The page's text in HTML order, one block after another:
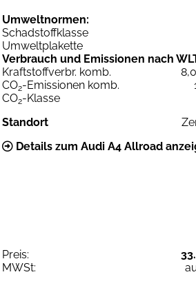
Umweltnormen:
Schadstoffklasse
Umweltplakette
Verbrauch und Emissionen nach
Kraftstoffverbr. komb.
CO2-Emissionen komb.
CO2-Klasse
Standort
Details zum Audi A4 Allroad
Preis:
MWSt: